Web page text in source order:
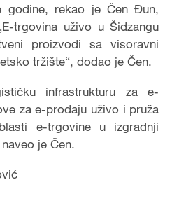
godine, rekao je Čen Đun,
trgovina uživo u Šidzangu
proizvodi sa visoravni
tržište“, dodao je Čen.
infrastrukturu za e-
za e-prodaju uživo i pruža
e-trgovine u izgradnji
je Čen.